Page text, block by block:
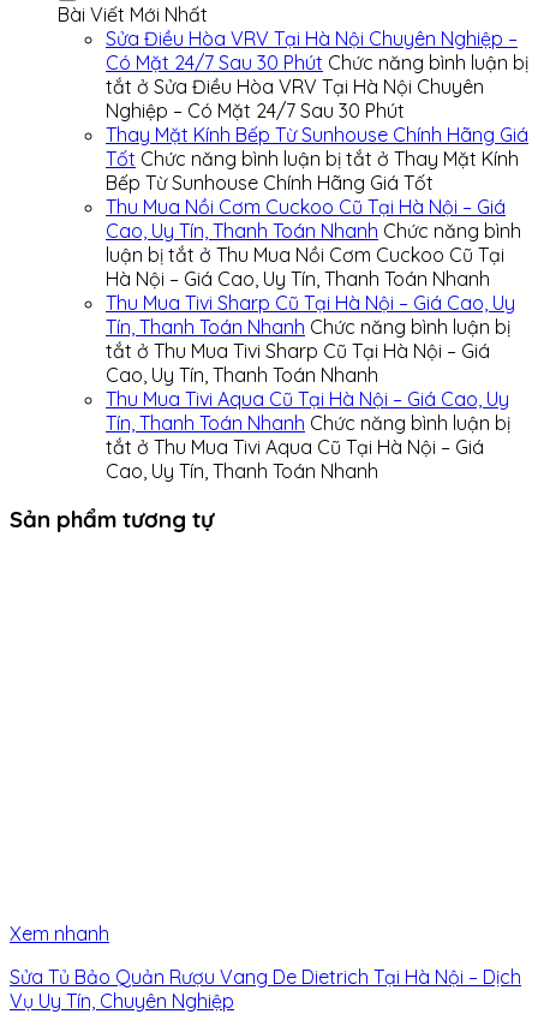
Bài Viết Mới Nhất
Sửa Điều Hòa VRV Tại Hà Nội Chuyên Nghiệp –
Có Mặt 24/7 Sau 30 Phút Chức năng bình luận bị
tắt ở Sửa Điều Hòa VRV Tại Hà Nội Chuyên
Nghiệp – Có Mặt 24/7 Sau 30 Phút
Thay Mặt Kính Bếp Từ Sunhouse Chính Hãng Giá
Tốt Chức năng bình luận bị tắt ở Thay Mặt Kính
Bếp Từ Sunhouse Chính Hãng Giá Tốt
Thu Mua Nồi Cơm Cuckoo Cũ Tại Hà Nội – Giá
Cao, Uy Tín, Thanh Toán Nhanh Chức năng bình
luận bị tắt ở Thu Mua Nồi Cơm Cuckoo Cũ Tại
Hà Nội – Giá Cao, Uy Tín, Thanh Toán Nhanh
Thu Mua Tivi Sharp Cũ Tại Hà Nội – Giá Cao, Uy
Tín, Thanh Toán Nhanh Chức năng bình luận bị
tắt ở Thu Mua Tivi Sharp Cũ Tại Hà Nội – Giá
Cao, Uy Tín, Thanh Toán Nhanh
Thu Mua Tivi Aqua Cũ Tại Hà Nội – Giá Cao, Uy
Tín, Thanh Toán Nhanh Chức năng bình luận bị
tắt ở Thu Mua Tivi Aqua Cũ Tại Hà Nội – Giá
Cao, Uy Tín, Thanh Toán Nhanh
Sản phẩm tương tự
Xem nhanh
Sửa Tủ Bảo Quản Rượu Vang De Dietrich Tại Hà Nội – Dịch
Vụ Uy Tín, Chuyên Nghiệp